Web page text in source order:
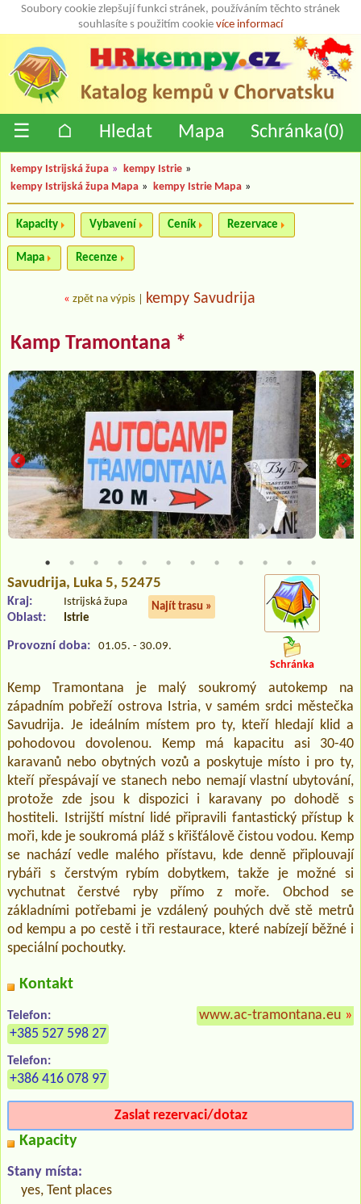
Soubory cookie zlepšují funkci stránek, používáním těchto stránek
souhlasíte s použitím cookie více informací
☰ ⌂ Hledat Mapa Schránka(0)
kempy Istrijská župa » kempy Istrie »
kempy Istrijská župa Mapa » kempy Istrie Mapa »
Kapacity Vybavení Ceník Rezervace
Mapa Recenze
« zpět na výpis kempy Savudrija
Kamp Tramontana *
Savudrija, Luka 5, 52475
Najít trasu »
Kraj: Istrijská župa
Oblast: Istrie
Provozní doba:
01.05. - 30.09.
Schránka
Kemp Tramontana je malý soukromý autokemp na
západním pobřeží ostrova Istria, v samém srdci městečka
Savudrija. Je ideálním místem pro ty, kteří hledají klid a
pohodovou dovolenou. Kemp má kapacitu asi 30-40
karavanů nebo obytných vozů a poskytuje místo i pro ty,
kteří přespávají ve stanech nebo nemají vlastní ubytování,
protože zde jsou k dispozici i karavany po dohodě s
hostiteli. Istrijští místní lidé připravili fantastický přístup k
moři, kde je soukromá pláž s křišťálově čistou vodou. Kemp
se nachází vedle malého přístavu, kde denně připlouvají
rybáři s čerstvým rybím dobytkem, takže je možné si
vychutnat čerstvé ryby přímo z moře. Obchod se
základními potřebami je vzdálený pouhých dvě stě metrů
od kempu a po cestě i tři restaurace, které nabízejí běžné i
speciální pochoutky.
Kontakt
Telefon:
+385 527 598 27
Telefon:
+386 416 078 97
www.ac-tramontana.eu »
Zaslat rezervaci/dotaz
Kapacity
Stany místa:
yes, Tent places